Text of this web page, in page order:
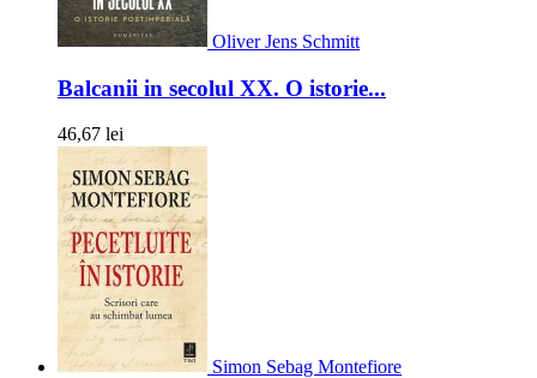
Oliver Jens Schmitt
Balcanii in secolul XX. O istorie...
46,67 lei
Simon Sebag Montefiore